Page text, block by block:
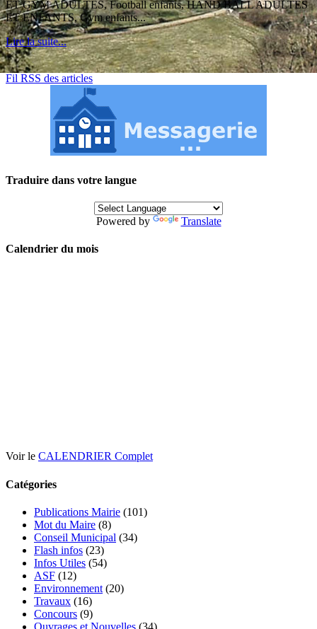
ET GYM ADULTES, Football enfants, HAND BALL ADULTES
ET ENFANTS, Gym enfants...
Lire la suite...
Fil RSS des articles
Traduire dans votre langue
Powered by Translate
Calendrier du mois
Voir le CALENDRIER Complet
Catégories
Publications Mairie (101)
Mot du Maire (8)
Conseil Municipal (34)
Flash infos (23)
Infos Utiles (54)
ASF (12)
Environnement (20)
Travaux (16)
Concours (9)
Ouvrages et Nouvelles (34)